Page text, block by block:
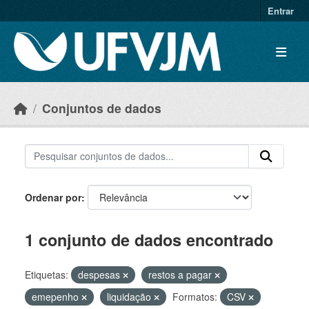
Entrar
Conjuntos de dados
Ordenar por
1 conjunto de dados encontrado
Etiquetas: despesas
restos a pagar
emepenho
liquidação Formatos:
CSV